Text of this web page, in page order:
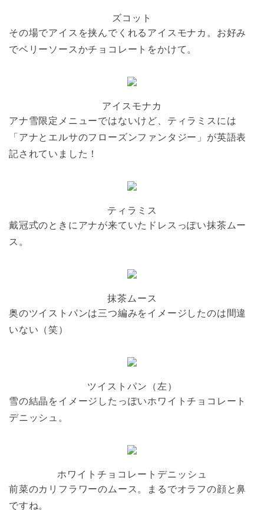
ズコット
その場でアイスを挟んでくれるアイスモナカ。お好み
でベリーソースかチョコレートをかけて。
アイスモナカ
アナ雪限定メニューではないけど、ティラミスには
「アナとエルサのフローズンファンタジー」が英語表
記されていました！
ティラミス
戴冠式のときにアナが来ていたドレスっぽい抹茶ムー
ス。
抹茶ムース
奥のツイストパンは三つ編みをイメージしたのは間違
いない（笑）
ツイストパン（左）
雪の結晶をイメージしたっぽいホワイトチョコレート
デニッシュ。
ホワイトチョコレートデニッシュ
前菜のカリフラワーのムース。まるでオラフの顔と鼻
ですね。